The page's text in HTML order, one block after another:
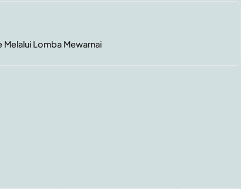
Melalui Lomba Mewarnai